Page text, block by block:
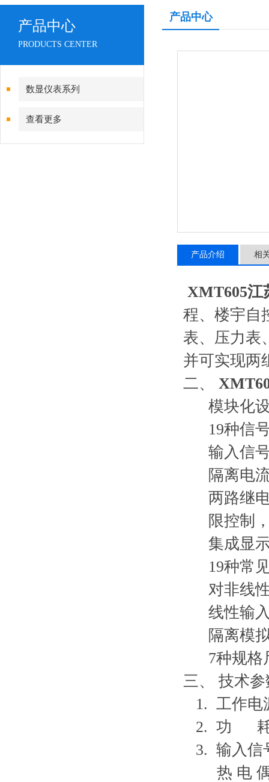
产品中心
PRODUCTS CENTER
数显仪表系列
查看更多
产品中心
产品介绍 相
XMT605江
程、楼宇自
表、压力表
并可实现两
二、
模块化设
19种信号
输入信号
隔离电流
两路继电
限控制，
集成显示
19种常见
对非线性
线性输入
隔离模拟
7种规格
三、 技术
1. 工作电
2. 功 耗
3. 输入信
热 电 偶